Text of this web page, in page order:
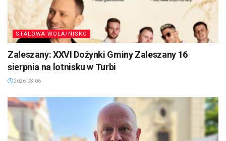
STALOWA WOLA/NISKO
Zaleszany: XXVI Dożynki Gminy Zaleszany 16
sierpnia na lotnisku w Turbi
2026-08-06